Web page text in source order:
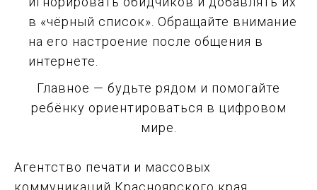
в «чёрный список». Обращайте внимание
на его настроение после общения в
интернете.
Главное — будьте рядом и помогайте
ребёнку ориентироваться в цифровом
мире.
Агентство печати и массовых
коммуникаций Красноярского края